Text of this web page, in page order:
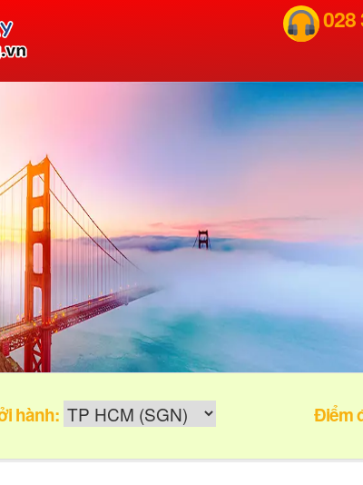
028
hành: Điểm